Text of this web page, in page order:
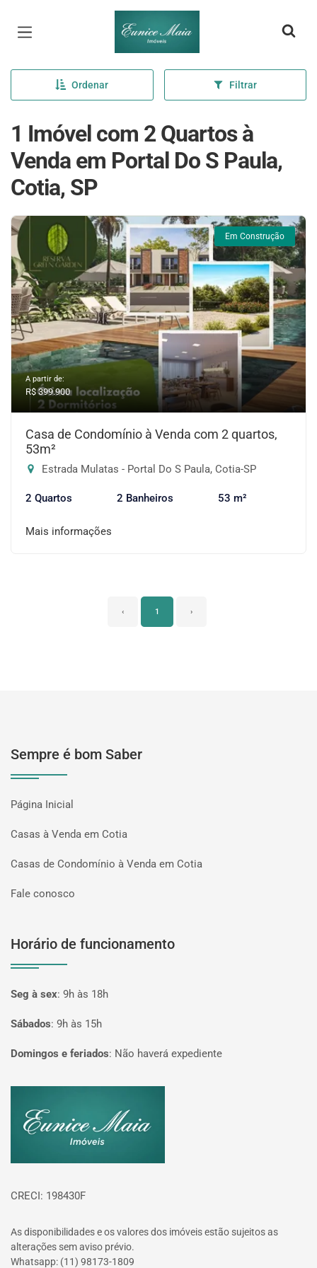
Página inicial
Ordenar Filtrar
1 Imóvel com 2 Quartos à
Venda em Portal Do S Paula,
Cotia, SP
Em Construção
A partir de:
R$ 399.900
Casa de Condomínio à Venda com 2 quartos,
53m²
Estrada Mulatas - Portal Do S Paula, Cotia-SP
2 Quartos 2 Banheiros 53 m²
Mais informações
‹ 1 ›
Sempre é bom Saber
Página Inicial
Casas à Venda em Cotia
Casas de Condomínio à Venda em Cotia
Fale conosco
Horário de funcionamento
Seg à sex: 9h às 18h
Sábados: 9h às 15h
Domingos e feriados: Não haverá expediente
CRECI: 198430F
As disponibilidades e os valores dos imóveis estão sujeitos as
alterações sem aviso prévio.
Whatsapp: (11) 98173-1809